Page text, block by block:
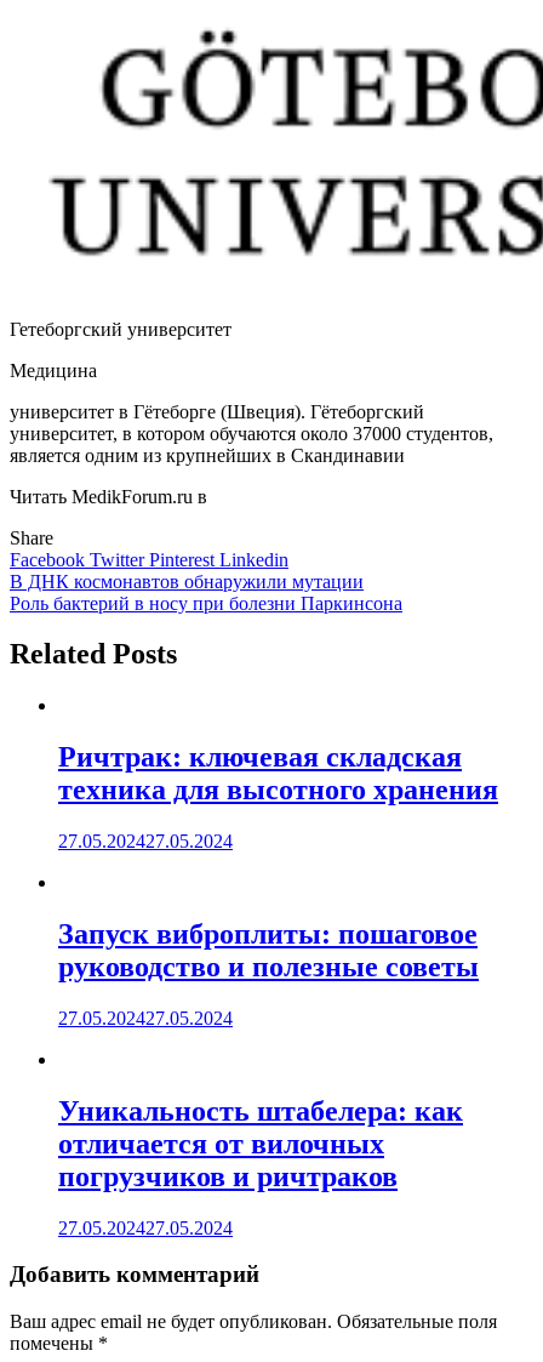
Гетеборгский университет
Медицина
университет в Гётеборге (Швеция). Гётеборгский
университет, в котором обучаются около 37000 студентов,
является одним из крупнейших в Скандинавии
Читать MedikForum.ru в
Share
Facebook TwitterPinterest Linkedin
Навигация
по
записям
В ДНК космонавтов обнаружили мутации
Роль бактерий в носу при болезни Паркинсона
Related Posts
Ричтрак: ключевая складская
техника для высотного хранения
27.05.202427.05.2024
Запуск виброплиты: пошаговое
руководство и полезные советы
27.05.202427.05.2024
Уникальность штабелера: как
отличается от вилочных
погрузчиков и ричтраков
27.05.202427.05.2024
Добавить комментарий
Ваш адрес email не будет опубликован. Обязательные поля
помечены *